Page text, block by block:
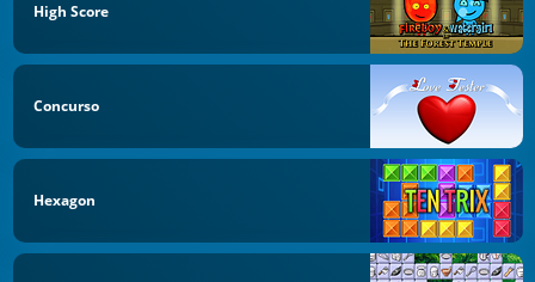
High Score
Concurso
Hexagon